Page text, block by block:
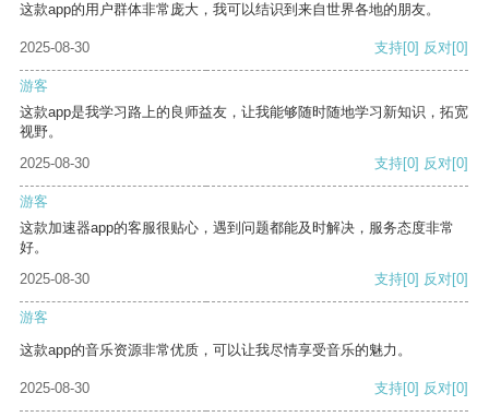
这款app的用户群体非常庞大，我可以结识到来自世界各地的朋友。
2025-08-30 支持[0] 反对[0]
游客
这款app是我学习路上的良师益友，让我能够随时随地学习新知识，拓宽
视野。
2025-08-30
支持[0] 反对[0]
游客
这款加速器app的客服很贴心，遇到问题都能及时解决，服务态度非常
好。
2025-08-30
支持[0] 反对[0]
游客
这款app的音乐资源非常优质，可以让我尽情享受音乐的魅力。
2025-08-30 支持[0] 反对[0]